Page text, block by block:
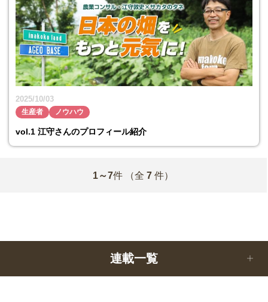
生産者 ノウハウ
2025/10/03
vol.1 江守さんのプロフィール紹介
1～7件（全 7件）
連載一覧